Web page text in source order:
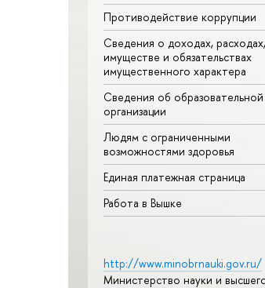
Противодействие коррупции
Сведения о доходах,
имуществе и обязательствах
имущественного характера
Сведения об образовательной
организации
Людям с ограниченными
возможностями здоровья
Единая платежная страница
Работа в Вышке
http://www.minobrnauki.gov.ru/
Министерство науки и